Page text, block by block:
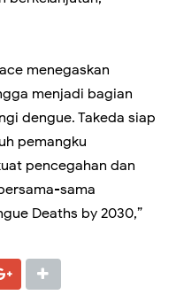
menegaskan
menjadi bagian
dengue. Takeda siap
pemangku
pencegahan dan
sama
Deaths by 2030,”